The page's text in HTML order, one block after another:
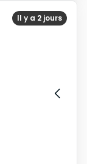
Il y a 2 jours